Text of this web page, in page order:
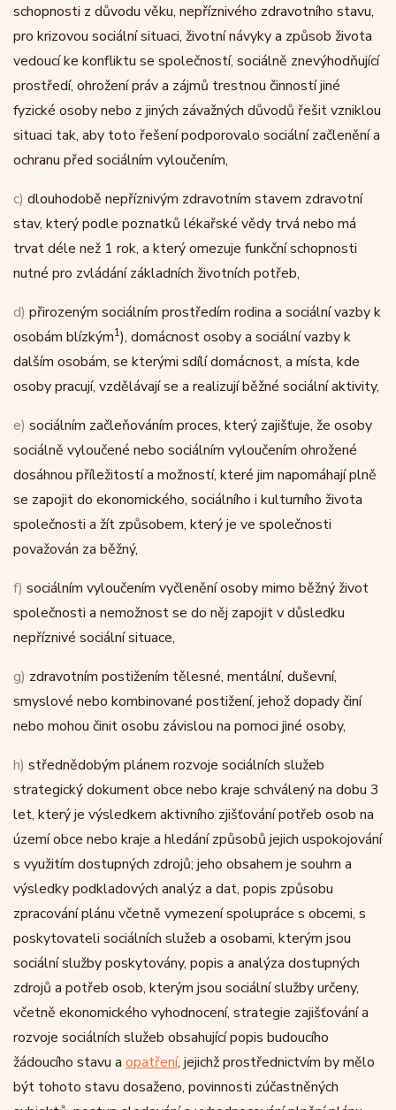
schopnosti z důvodu věku, nepříznivého zdravotního stavu,
pro krizovou sociální situaci, životní návyky a způsob života
vedoucí ke konfliktu se společností, sociálně znevýhodňující
prostředí, ohrožení práv a zájmů trestnou činností jiné
fyzické osoby nebo z jiných závažných důvodů řešit vzniklou
situaci tak, aby toto řešení podporovalo sociální začlenění a
ochranu před sociálním vyloučením,
c) dlouhodobě nepříznivým zdravotním stavem zdravotní
stav, který podle poznatků lékařské vědy trvá nebo má
trvat déle než 1 rok, a který omezuje funkční schopnosti
nutné pro zvládání základních životních potřeb,
d) přirozeným sociálním prostředím rodina a sociální vazby k
osobám blízkým1), domácnost osoby a sociální vazby k
dalším osobám, se kterými sdílí domácnost, a místa, kde
osoby pracují, vzdělávají se a realizují běžné sociální aktivity,
e) sociálním začleňováním proces, který zajišťuje, že osoby
sociálně vyloučené nebo sociálním vyloučením ohrožené
dosáhnou příležitostí a možností, které jim napomáhají plně
se zapojit do ekonomického, sociálního i kulturního života
společnosti a žít způsobem, který je ve společnosti
považován za běžný,
f) sociálním vyloučením vyčlenění osoby mimo běžný život
společnosti a nemožnost se do něj zapojit v důsledku
nepříznivé sociální situace,
g) zdravotním postižením tělesné, mentální, duševní,
smyslové nebo kombinované postižení, jehož dopady činí
nebo mohou činit osobu závislou na pomoci jiné osoby,
h) střednědobým plánem rozvoje sociálních služeb
strategický dokument obce nebo kraje schválený na dobu 3
let, který je výsledkem aktivního zjišťování potřeb osob na
území obce nebo kraje a hledání způsobů jejich uspokojování
s využitím dostupných zdrojů; jeho obsahem je souhrn a
výsledky podkladových analýz a dat, popis způsobu
zpracování plánu včetně vymezení spolupráce s obcemi, s
poskytovateli sociálních služeb a osobami, kterým jsou
sociální služby poskytovány, popis a analýza dostupných
zdrojů a potřeb osob, kterým jsou sociální služby určeny,
včetně ekonomického vyhodnocení, strategie zajišťování a
rozvoje sociálních služeb obsahující popis budoucího
žádoucího stavu a opatření, jejichž prostřednictvím by mělo
být tohoto stavu dosaženo, povinnosti zúčastněných